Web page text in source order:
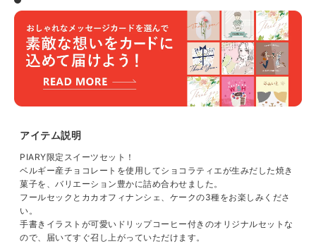
アイテム説明
PIARY限定スイーツセット！
ベルギー産チョコレートを使用してショコラティエが生みだした焼き
菓子を、バリエーション豊かに詰め合わせました。
フールセックとカカオフィナンシェ、ケークの3種をお楽しみくださ
い。
手書きイラストが可愛いドリップコーヒー付きのオリジナルセットな
ので、届いてすぐ召し上がっていただけます。